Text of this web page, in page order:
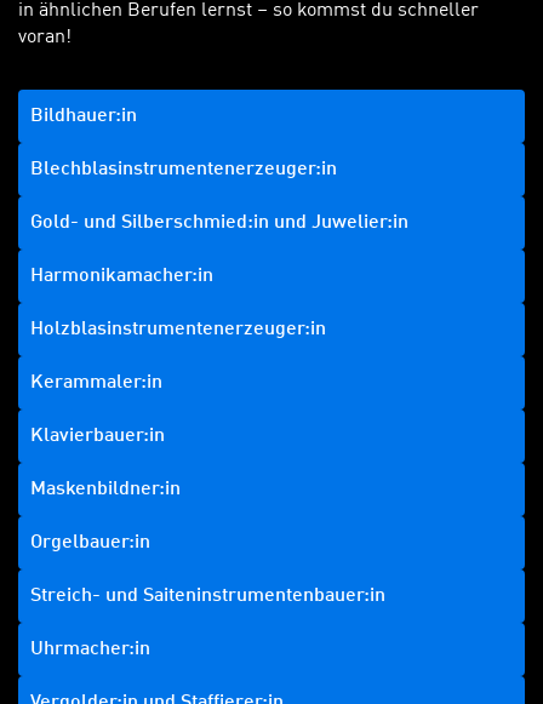
in ähnlichen Berufen lernst – so kommst du schneller
voran!
Bildhauer:in
Blechblasinstrumentenerzeuger:in
Gold- und Silberschmied:in und Juwelier:in
Harmonikamacher:in
Holzblasinstrumentenerzeuger:in
Kerammaler:in
Klavierbauer:in
Maskenbildner:in
Orgelbauer:in
Streich- und Saiteninstrumentenbauer:in
Uhrmacher:in